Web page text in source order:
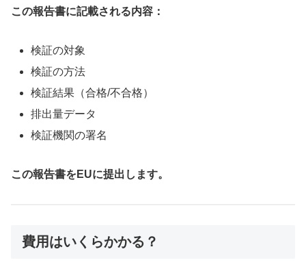
この報告書に記載される内容：
検証の対象
検証の方法
検証結果（合格/不合格）
排出量データ
検証機関の署名
この報告書をEUに提出します。
費用はいくらかかる？